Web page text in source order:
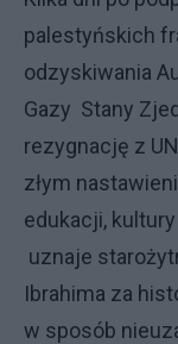
palestyńskich
odzyskiwania
Gazy Stany
rezygnację z
złym
edukacji,
uznaje
Ibrahima za
w sposób